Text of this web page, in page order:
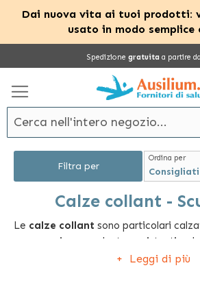
Dai nuova vita ai tuoi prodotti:
usato in modo semplice
Spedizione gratuita a partire
Calze collant -
Le calze collant sono particolari
compressione graduata, resistenti e
disponibili in varie misure, tra le quali
Leggi di più
Ordina per
Filtra per